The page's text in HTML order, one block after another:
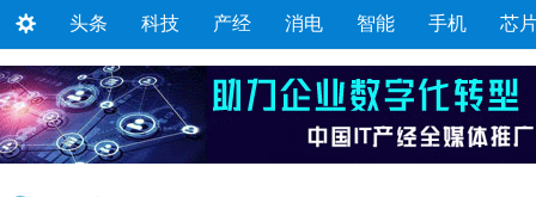
头条 科技 产经 消电 智能 手机 芯